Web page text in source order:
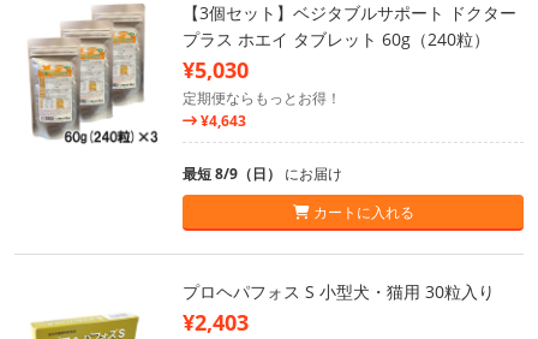
【3個セット】ベジタブルサポート ドクター
プラス ホエイ タブレット 60g（240粒）
¥5,030
定期便ならもっとお得！
¥4,643
最短 8/9（日） にお届け
カートに入れる
プロヘパフォス S 小型犬・猫用 30粒入り
¥2,403